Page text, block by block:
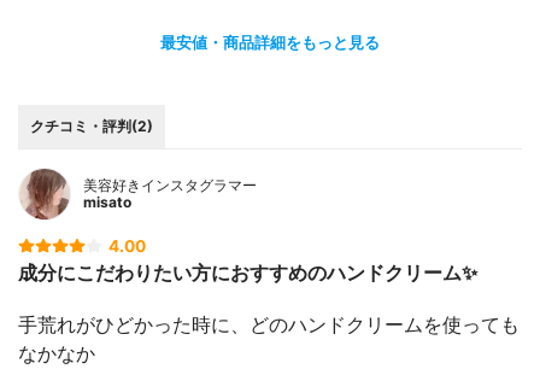
最安値・商品詳細をもっと見る
クチコミ・評判(2)
美容好きインスタグラマー
misato
4.00
成分にこだわりたい方におすすめのハンドクリーム✨
手荒れがひどかった時に、どのハンドクリームを使っても
なかなか